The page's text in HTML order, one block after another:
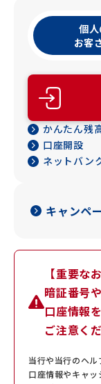
個人
お客
かんたん残
口座開設
ネットバン
キャンペ
【重要な
暗証番号
口座情報
ご注意く
当行や当行のヘ
口座情報やキャ